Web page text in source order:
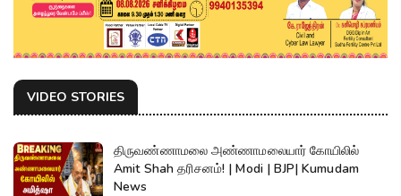
VIDEO STORIES
திருவண்ணாமலை அண்ணாமலையார் கோயிலில்
Amit Shah தரிசனம்! | Modi | BJP| Kumudam
News